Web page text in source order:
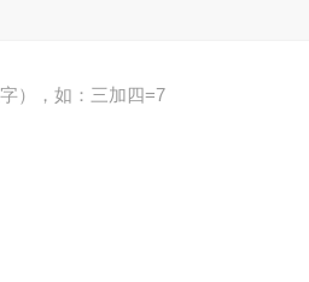
），如：三加四=7